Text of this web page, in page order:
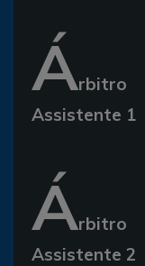
Árbitro
Assistente 1
Árbitro
Assistente 2